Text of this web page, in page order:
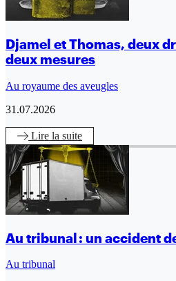
Djamel et Thomas, deux
deux mesures
Au royaume des aveugles
31.07.2026
Lire la suite
Au tribunal : un accident
Au tribunal